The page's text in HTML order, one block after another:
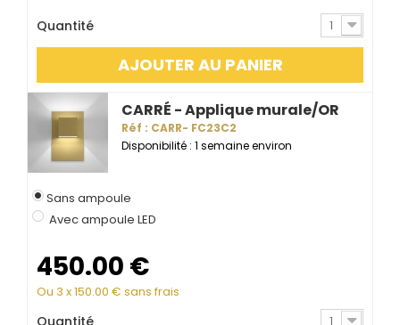
Quantité 1
AJOUTER AU PANIER
CARRÉ - Applique murale/OR
Réf : CARR- FC23C2
Disponibilité : 1 semaine environ
Sans ampoule
Avec ampoule LED
450.00 €
Ou 3 x150.00 € sans frais
1